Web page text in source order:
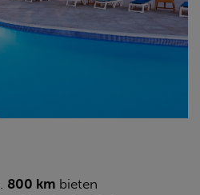
800 km bieten